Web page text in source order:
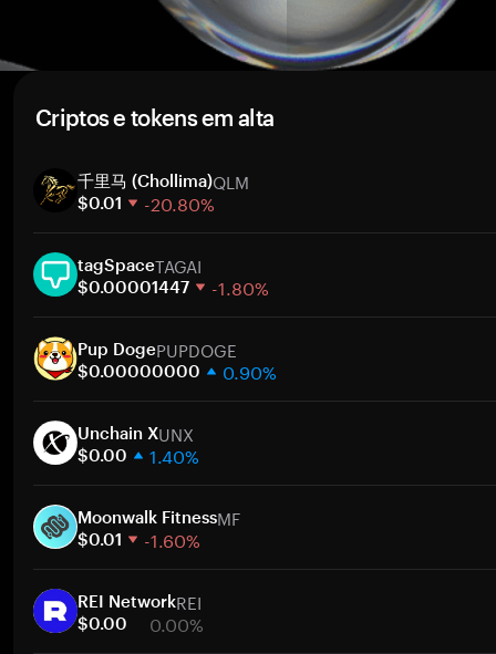
Criptos e tokens em alta
千里马 (Chollima)QLM
$0.01 -20.80%
30 dias
Capitalização de mercado
tagSpaceTAGAI
$0.00001447 -1.80%
30 dias
Capitalização de mercado
Pup DogePUPDOGE
$0.00000000 0.90%
30 dias
Capitalização de mercado
Unchain XUNX
$0.00 1.40%
30 dias
Capitalização de mercado
Moonwalk FitnessMF
$0.01 -1.60%
30 dias
Capitalização de mercado
REI NetworkREI
$0.00 0.00%